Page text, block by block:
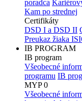
poradca
Kam po strednej
Certifikáty
DSD I a DSD II
Preukaz žiaka
IB PROGRAM
IB program
Všeobecné
programu IB
MYP 0
Všeobecné